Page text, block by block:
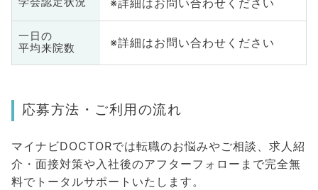
一日の
平均来院数
※詳細はお問い合わせください
応募方法・ご利用の流れ
マイナビDOCTORでは転職のお悩みやご相談、求人紹
介・面接対策や入社後のアフターフォローまで完全無
料でトータルサポートいたします。